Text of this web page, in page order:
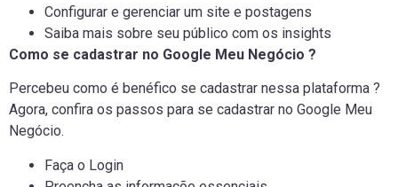
Configurar e gerenciar um site e postagens
Saiba mais sobre seu público com os insights
Como se cadastrar no Google Meu Negócio ?
Percebeu como é benéfico se cadastrar nessa plataforma ?
Agora, confira os passos para se cadastrar no Google Meu
Negócio.
Faça o Login